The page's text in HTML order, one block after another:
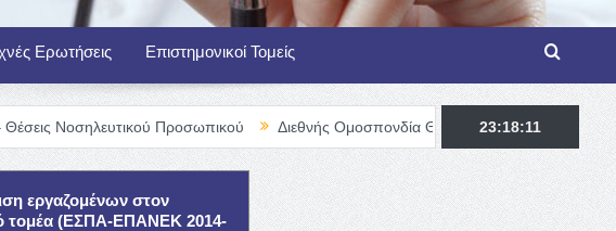
Ερωτήσεις Επιστημονικοί Τομείς
Προσωπικού Διεθνής Ομοσπονδία Θαλασσαιμίας – TIF Fellowship
23:18:12
εργαζομένων στον
τομέα (ΕΣΠΑ-ΕΠΑΝΕΚ 2014-